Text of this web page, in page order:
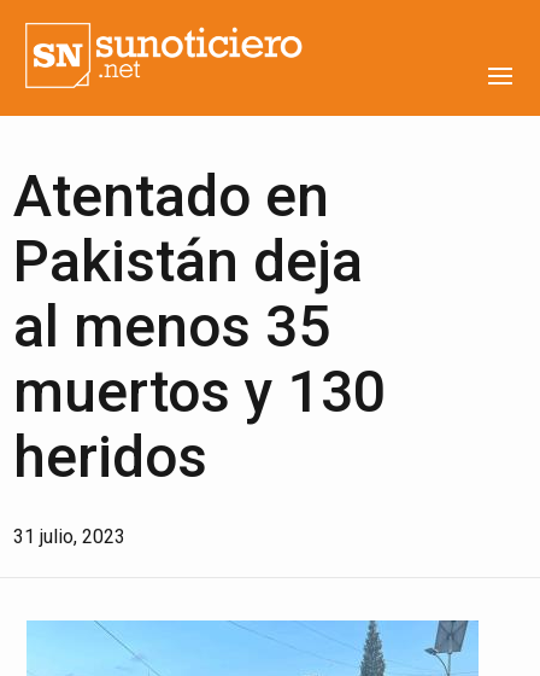
Atentado en
Pakistán deja
al menos 35
muertos y 130
heridos
31 julio, 2023